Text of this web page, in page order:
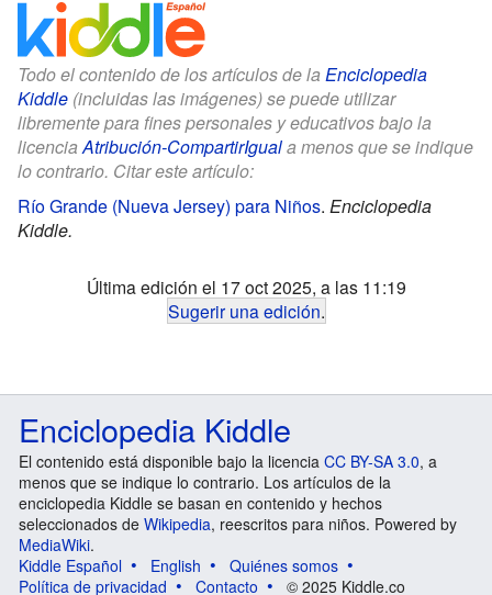
Todo el contenido de los artículos de la Enciclopedia
Kiddle (incluidas las imágenes) se puede utilizar
libremente para fines personales y educativos bajo la
licenciaAtribución-CompartirIguala menos que se indique
lo contrario. Citar este artículo:
Río Grande (Nueva Jersey) para Niños. Enciclopedia
Kiddle.
Última edición el 17 oct 2025, a las 11:19
Sugerir una edición.
Enciclopedia Kiddle
El contenido está disponible bajo la licencia CC BY-SA 3.0, a
menos que se indique lo contrario. Los artículos de la
enciclopedia Kiddle se basan en contenido y hechos
seleccionados de Wikipedia, reescritos para niños. Powered by
MediaWiki.
Kiddle Español
English
Quiénes somos
Política de privacidad
Contacto © 2025 Kiddle.co